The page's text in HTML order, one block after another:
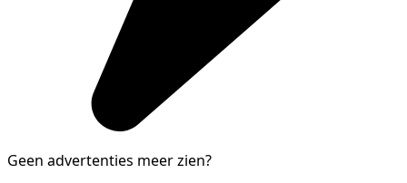
Geen advertenties meer zien?